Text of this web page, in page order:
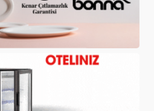
20. markası Ruby'yi satın
büyütmeyi hedefliyor